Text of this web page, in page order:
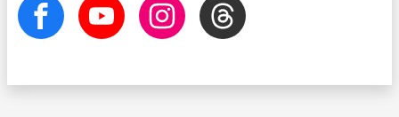
facebook Youtube InstagramThreads